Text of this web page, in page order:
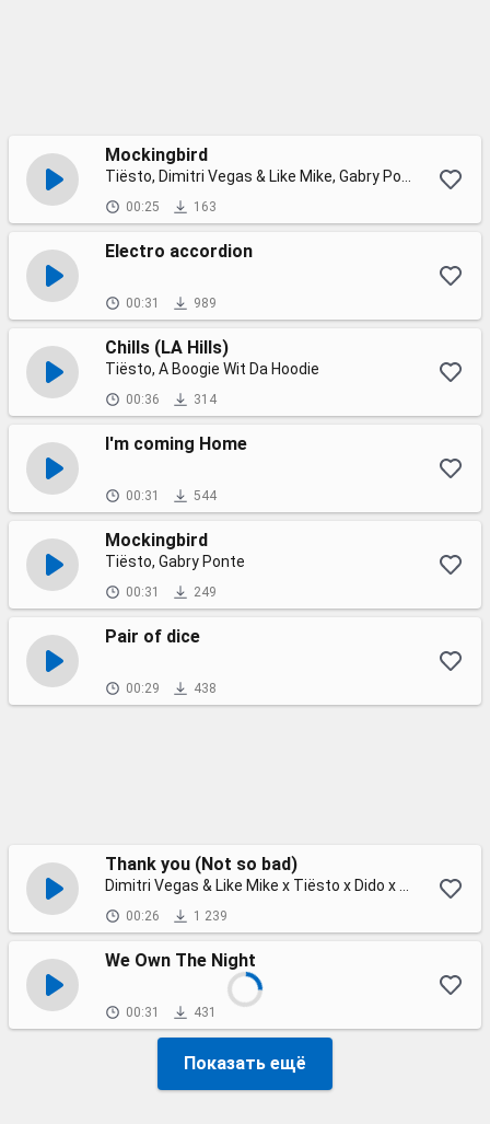
Mockingbird
00:25 163
Electro accordion
00:31 989
Chills (LA Hills)
Tiësto, A Boogie Wit Da Hoodie
00:36 314
I'm coming Home
00:31 544
Mockingbird
Tiësto, Gabry Ponte
00:31 249
Pair of dice
00:29 438
Thank you (Not so bad)
00:26 1 239
We Own The Night
00:31 431
Показать ещё